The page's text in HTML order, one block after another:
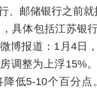
、邮储银行之前
具体包括江苏银
博报道：1月4日
调整为上浮15%
低5-10个百分